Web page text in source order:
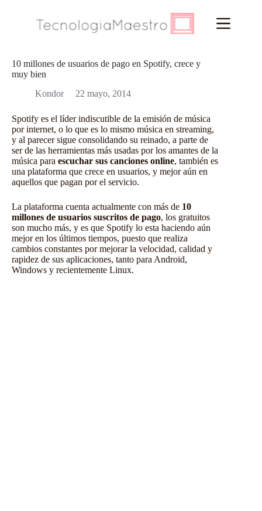
10 millones de usuarios de pago en Spotify, crece y
muy bien
Kondor
22 mayo, 2014
Spotify es el líder indiscutible de la emisión de música
por internet, o lo que es lo mismo música en streaming,
y al parecer sigue consolidando su reinado, a parte de
ser de las herramientas más usadas por los amantes de la
música para escuchar sus canciones online, también es
una plataforma que crece en usuarios, y mejor aún en
aquellos que pagan por el servicio.
La plataforma cuenta actualmente con más de 10
millones de usuarios suscritos de pago, los gratuitos
son mucho más, y es que Spotify lo esta haciendo aún
mejor en los últimos tiempos, puesto que realiza
cambios constantes por mejorar la velocidad, calidad y
rapidez de sus aplicaciones, tanto para Android,
Windows y recientemente Linux.